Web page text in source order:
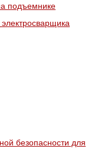
подъемнике
безопасности для